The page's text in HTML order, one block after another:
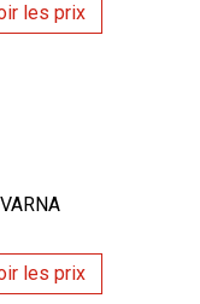
les prix
les prix